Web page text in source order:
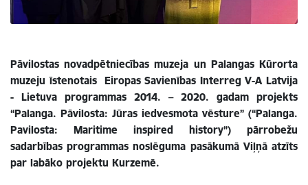
Pāvilostas novadpētniecības muzeja un Palangas Kūrorta
muzeju īstenotais Eiropas Savienības Interreg V-A Latvija
- Lietuva programmas 2014. – 2020. gadam projekts
“Palanga. Pāvilosta: Jūras iedvesmota vēsture” (“Palanga.
Pavilosta: Maritime inspired history”) pārrobežu
sadarbības programmas noslēguma pasākumā Viļņā atzīts
par labāko projektu Kurzemē.